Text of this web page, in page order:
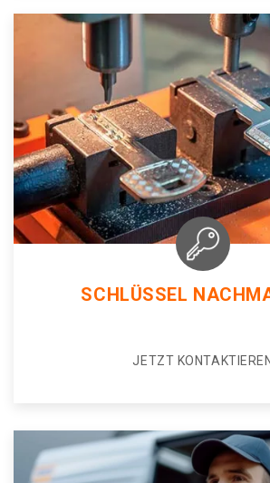
SCHLÜSSEL
JETZT KONTAKTIEREN